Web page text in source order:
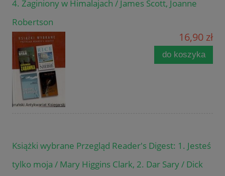
4. Zaginiony w Himalajach / James Scott, Joanne
Robertson
16,90 zł
do koszyka
Książki wybrane Przegląd Reader's Digest: 1. Jesteś
tylko moja / Mary Higgins Clark, 2. Dar Sary / Dick